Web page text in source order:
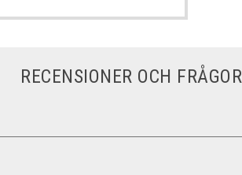
RECENSIONER OCH FRÅGOR